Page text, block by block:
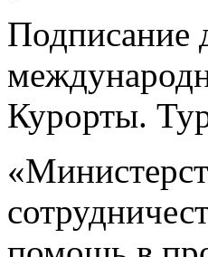
Подписание
Курорты.